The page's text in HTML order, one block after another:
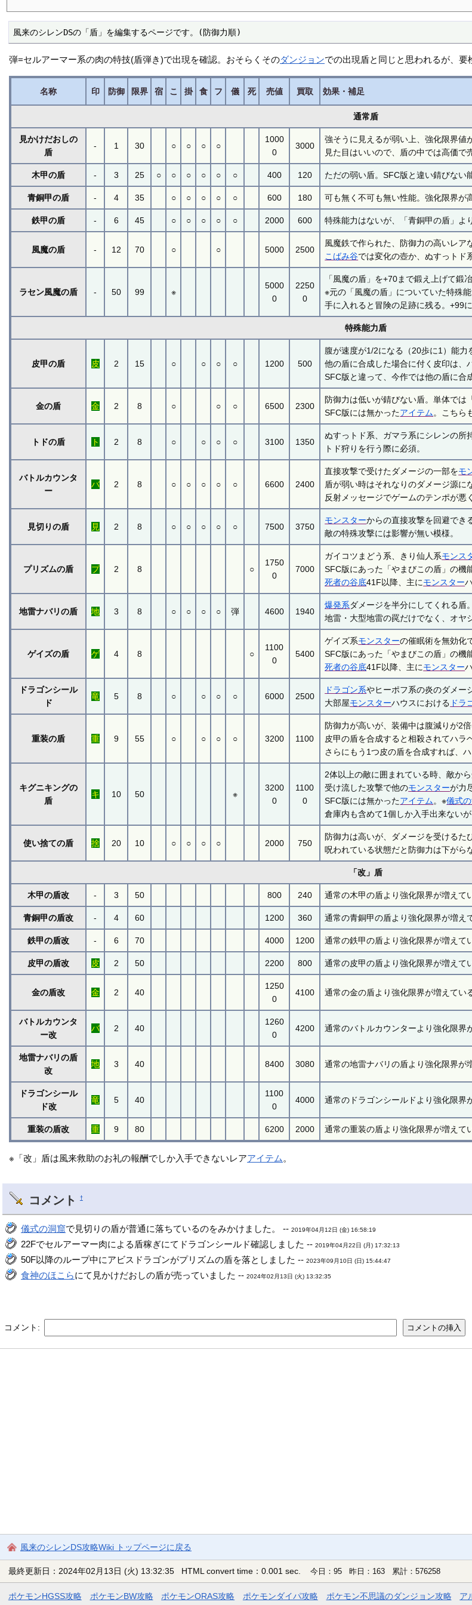
風来のシレンDSの「盾」を編集するページです。(防御力順)
弾=セルアーマー系の肉の特技(盾弾き)で出現を確認。おそらくそのダンジョンでの出現盾と同じと思われるが、要
名称 印 防御 限界 宿 こ 掛 食 フ 儀 死 売値 買取 効果・補足
通常盾
見かけだおしの
盾
- 1 30 ○ ○ ○ ○
1000
0
3000
強そうに見えるが弱い上、強化限界値
見た目はいいので、盾の中では高価で
木甲の盾 - 3 25 ○ ○ ○ ○ ○ ○ 400 120 ただの弱い盾。SFC版と違い錆びない
青銅甲の盾 - 4 35 ○ ○ ○ ○ ○ 600 180 可も無く不可も無い性能。強化限界が
鉄甲の盾 - 6 45 ○ ○ ○ ○ ○ 2000 600 特殊能力はないが、「青銅甲の盾」よ
風魔の盾 - 12 70 ○ ○ 5000 2500
風魔鉄で作られた、防御力の高いレア
こばみ谷では変化の壺か、ぬすっトド
ラセン風魔の盾 - 50 99 ※
5000
0
2250
0
「風魔の盾」を+70まで鍛え上げて鍛
※元の「風魔の盾」についていた特殊
手に入れると冒険の足跡に残る。+99
特殊能力盾
皮甲の盾 皮 2 15 ○ ○ ○ ○ 1200 500
腹が速度が1/2になる（20歩に1）能力
他の盾に合成した場合に付く皮印は、
SFC版と違って、今作では他の盾に合
金の盾 金 2 8 ○ ○ ○ 6500 2300
防御力は低いが錆びない盾。単体では
SFC版には無かったアイテム。こちら
トドの盾 ト 2 8 ○ ○ ○ ○ 3100 1350
ぬすっトド系、ガマラ系にシレンの所
トド狩りを行う際に必須。
バトルカウンタ
ー
バ 2 8 ○ ○ ○ ○ ○ 6600 2400
直接攻撃で受けたダメージの一部をモ
盾が弱い時はそれなりのダメージ源に
反射メッセージでゲームのテンポが悪
見切りの盾 見 2 8 ○ ○ ○ ○ ○ 7500 3750
モンスターからの直接攻撃を回避でき
敵の特殊攻撃には影響が無い模様。
プリズムの盾 プ 2 8 ○
1750
0
7000
ガイコツまどう系、きり仙人系モンス
SFC版にあった「やまびこの盾」の機
死者の谷底41F以降、主にモンスター
地雷ナバリの盾 地 3 8 ○ ○ ○ ○ 弾 4600 1940
爆発系ダメージを半分にしてくれる盾。
地雷・大型地雷の罠だけでなく、オヤ
ゲイズの盾 ゲ 4 8 ○
1100
0
5400
ゲイズ系モンスターの催眠術を無効化
SFC版にあった「やまびこの盾」の機
死者の谷底41F以降、主にモンスター
ドラゴンシール
ド
竜 5 8 ○ ○ ○ ○ 6000 2500
ドラゴン系やヒーポフ系の炎のダメー
大部屋モンスターハウスにおける ドラ
重装の盾 重 9 55 ○ ○ ○ ○ 3200 1100
防御力が高いが、装備中は腹減りが2
皮甲の盾を合成すると相殺されてハラ
さらにもう1つ皮の盾を合成すれば、
キグニキングの
盾
キ 10 50 ※
3200
0
1100
0
2体以上の敵に囲まれている時、敵か
受け流した攻撃で他のモンスターが力
SFC版には無かったアイテム。※儀式
倉庫内も含めて1個しか入手出来ない
使い捨ての盾 捨 20 10 ○ ○ ○ ○ 2000 750
防御力は高いが、ダメージを受けるた
呪われている状態だと防御力は下がら
「改」盾
木甲の盾改 - 3 50 800 240 通常の木甲の盾より強化限界が増えて
青銅甲の盾改 - 4 60 1200 360 通常の青銅甲の盾より強化限界が増え
鉄甲の盾改 - 6 70 4000 1200 通常の鉄甲の盾より強化限界が増えて
皮甲の盾改 皮 2 50 2200 800 通常の皮甲の盾より強化限界が増えて
金の盾改 金 2 40
1250
0
4100 通常の金の盾より強化限界が増えてい
バトルカウンタ
ー改
バ 2 40
1260
0
4200 通常のバトルカウンターより強化限界
地雷ナバリの盾
改
地 3 40 8400 3080 通常の地雷ナバリの盾より強化限界が
ドラゴンシール
ド改
竜 5 40
1100
0
4000 通常のドラゴンシールドより強化限界
重装の盾改 重 9 80 6200 2000 通常の重装の盾より強化限界が増えて
※「改」盾は風来救助のお礼の報酬でしか入手できないレアアイテム。
コメント †
儀式の洞窟で見切りの盾が普通に落ちているのをみかけました。 --2019年04月12日 (金) 16:58:19
22Fでセルアーマー肉による盾稼ぎにてドラゴンシールド確認しました --2019年04月22日 (月) 17:32:13
50F以降のループ中にアビスドラゴンがプリズムの盾を落としました --2023年09月10日 (日) 15:44:47
食神のほこらにて見かけだおしの盾が売っていました --2024年02月13日 (火) 13:32:35
コメント:
風来のシレンDS攻略Wiki トップページに戻る
最終更新日：2024年02月13日 (火) 13:32:35 HTML convert time：0.001 sec. 今日：95 昨日：163 累計：576258
ポケモンHGSS攻略 ポケモンBW攻略 ポケモンORAS攻略 ポケモンダイパ攻略 ポケモン不思議のダンジョン攻略 ア